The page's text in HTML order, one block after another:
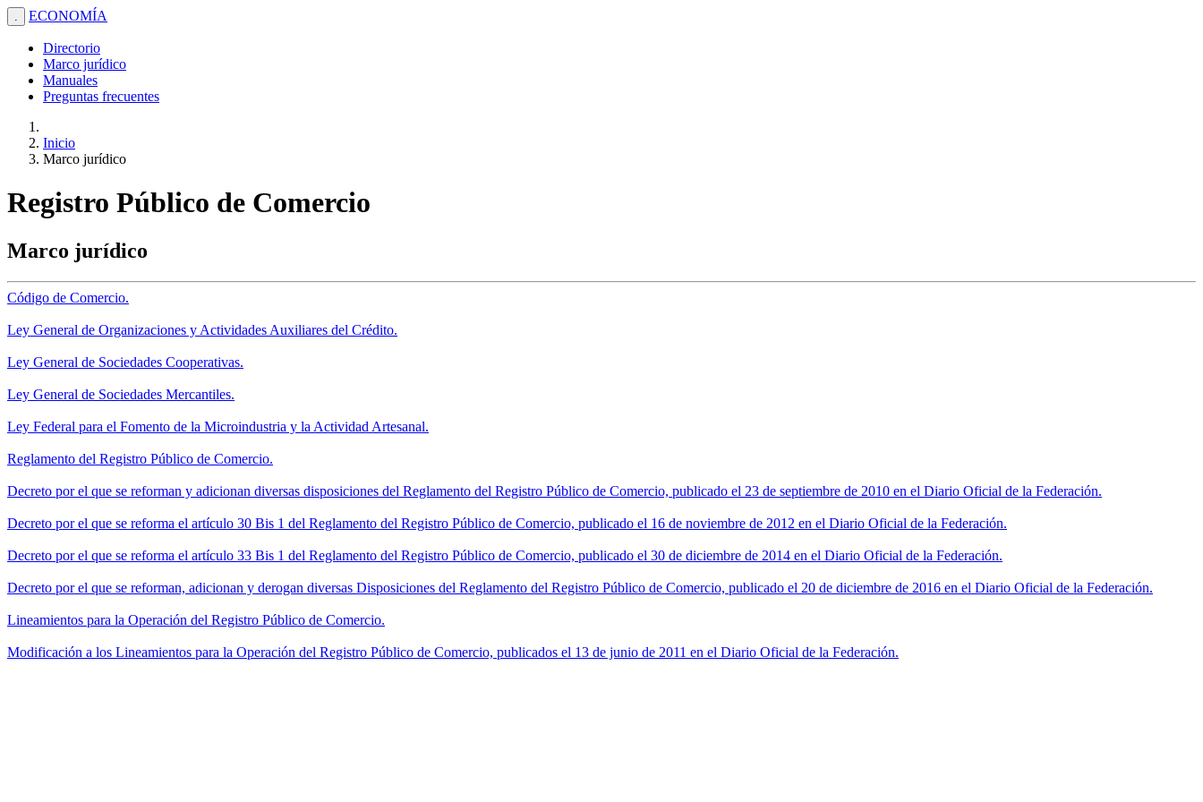
. ECONOMÍA
Directorio
Marco jurídico
Manuales
Preguntas frecuentes
Inicio
Marco jurídico
Registro Público de Comercio
Marco jurídico
Código de Comercio.
Ley General de Organizaciones y Actividades Auxiliares del Crédito.
Ley General de Sociedades Cooperativas.
Ley General de Sociedades Mercantiles.
Ley Federal para el Fomento de la Microindustria y la Actividad Artesanal.
Reglamento del Registro Público de Comercio.
Decreto por el que se reforman y adicionan diversas disposiciones del Reglamento del Registro Público de Comercio, publicado el 23 de septiembre de 2010 en el Diario Oficial de la Federación.
Decreto por el que se reforma el artículo 30 Bis 1 del Reglamento del Registro Público de Comercio, publicado el 16 de noviembre de 2012 en el Diario Oficial de la Federación.
Decreto por el que se reforma el artículo 33 Bis 1 del Reglamento del Registro Público de Comercio, publicado el 30 de diciembre de 2014 en el Diario Oficial de la Federación.
Decreto por el que se reforman, adicionan y derogan diversas Disposiciones del Reglamento del Registro Público de Comercio, publicado el 20 de diciembre de 2016 en el Diario Oficial de la Federación.
Lineamientos para la Operación del Registro Público de Comercio.
Modificación a los Lineamientos para la Operación del Registro Público de Comercio, publicados el 13 de junio de 2011 en el Diario Oficial de la Federación.